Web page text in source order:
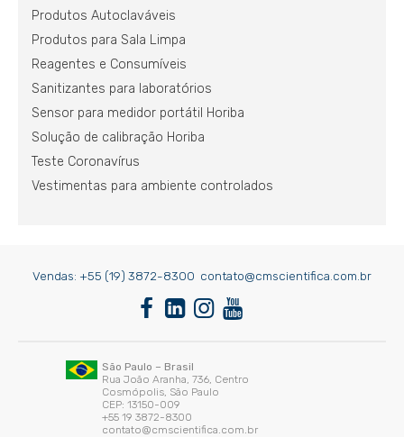
Produtos Autoclaváveis
Produtos para Sala Limpa
Reagentes e Consumíveis
Sanitizantes para laboratórios
Sensor para medidor portátil Horiba
Solução de calibração Horiba
Teste Coronavírus
Vestimentas para ambiente controlados
Vendas: +55 (19) 3872-8300 contato@cmscientifica.com.br
São Paulo – Brasil
Rua João Aranha, 736, Centro
Cosmópolis, São Paulo
CEP: 13150-009
+55 19 3872-8300
contato@cmscientifica.com.br